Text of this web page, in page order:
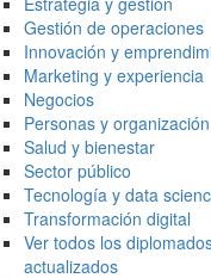
Gestión de operaciones
Innovación y
Marketing y experiencia
Negocios
Personas y organización
Salud y bienestar
Sector público
Tecnología y data
Transformación digital
Ver todos los
actualizados